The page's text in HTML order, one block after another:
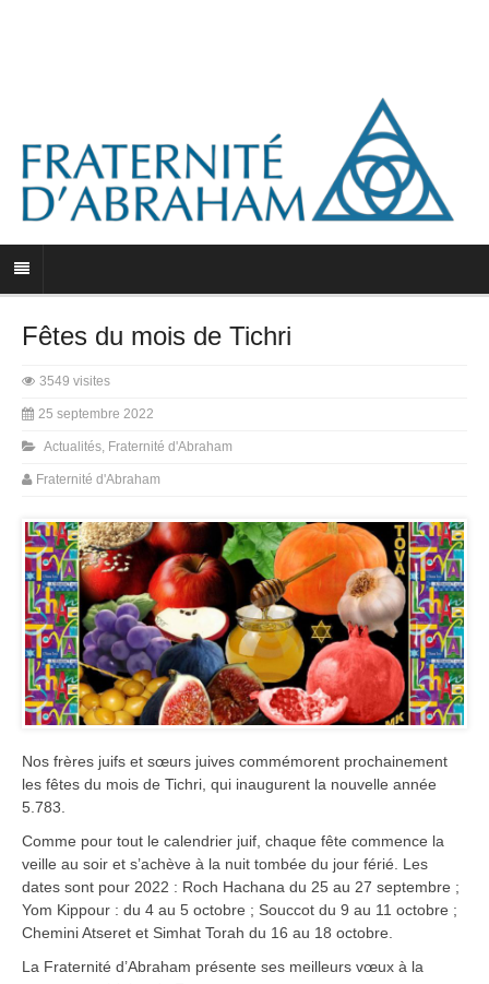
Fêtes du mois de Tichri
3549 visites
25 septembre 2022
Actualités, Fraternité d'Abraham
Fraternité d'Abraham
Nos frères juifs et sœurs juives commémorent prochainement
les fêtes du mois de Tichri, qui inaugurent la nouvelle année
5.783.
Comme pour tout le calendrier juif, chaque fête commence la
veille au soir et s’achève à la nuit tombée du jour férié. Les
dates sont pour 2022 : Roch Hachana du 25 au 27 septembre ;
Yom Kippour : du 4 au 5 octobre ; Souccot du 9 au 11 octobre ;
Chemini Atseret et Simhat Torah du 16 au 18 octobre.
La Fraternité d’Abraham présente ses meilleurs vœux à la